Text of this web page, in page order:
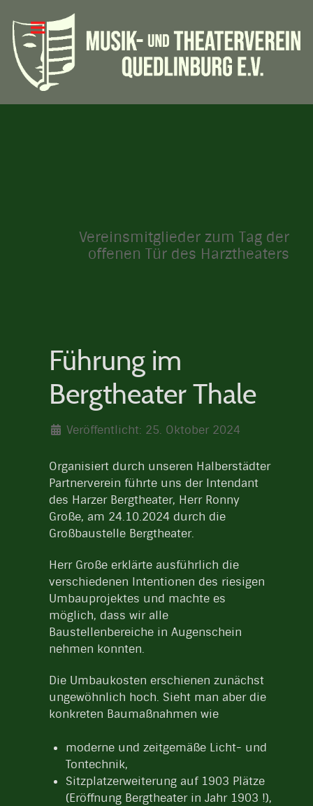
Vereinsmitglieder zum Tag der
offenen Tür des Harztheaters
Führung im
Bergtheater Thale
Veröffentlicht: 25. Oktober 2024
Organisiert durch unseren Halberstädter
Partnerverein führte uns der Intendant
des Harzer Bergtheater, Herr Ronny
Große, am 24.10.2024 durch die
Großbaustelle Bergtheater.
Herr Große erklärte ausführlich die
verschiedenen Intentionen des riesigen
Umbauprojektes und machte es
möglich, dass wir alle
Baustellenbereiche in Augenschein
nehmen konnten.
Die Umbaukosten erschienen zunächst
ungewöhnlich hoch. Sieht man aber die
konkreten Baumaßnahmen wie
moderne und zeitgemäße Licht- und
Tontechnik,
Sitzplatzerweiterung auf 1903 Plätze
(Eröffnung Bergtheater in Jahr 1903 !),